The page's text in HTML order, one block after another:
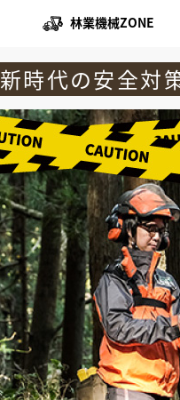
林業機械ZONE
新時代の安全対